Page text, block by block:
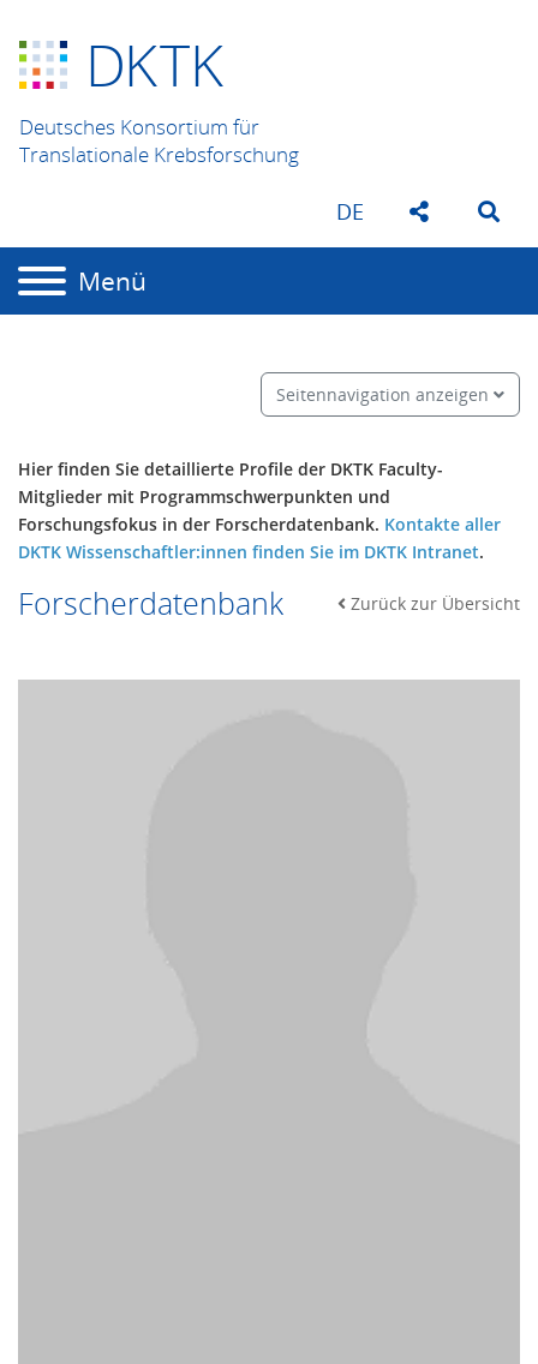
DKTK
Deutsches Konsortium für
Translationale Krebsforschung
DE
Menü
Seitennavigation anzeigen
Hier finden Sie detaillierte Profile der DKTK Faculty-
Mitglieder mit Programmschwerpunkten und
Forschungsfokus in der Forscherdatenbank. Kontakte aller
DKTK Wissenschaftler:innen finden Sie im DKTK Intranet.
Forscherdatenbank Zurück zur Übersicht